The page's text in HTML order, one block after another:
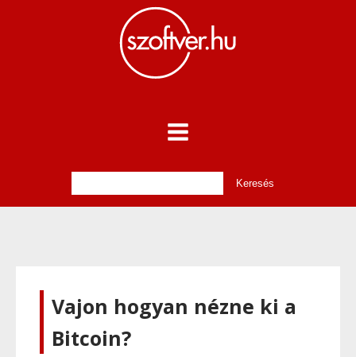
Vajon hogyan nézne ki a
Bitcoin?